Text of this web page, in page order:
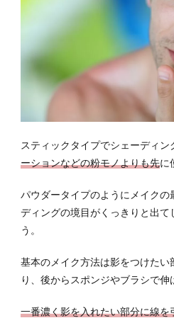
スティックタイプでシェーディン
ーションなどの粉モノよりも先に
パウダータイプのようにメイク
ディングの境目がくっきりと出て
う。
基本のメイク方法は影をつけた
り、後からスポンジやブラシで伸
一番濃く影を入れたい部分に線